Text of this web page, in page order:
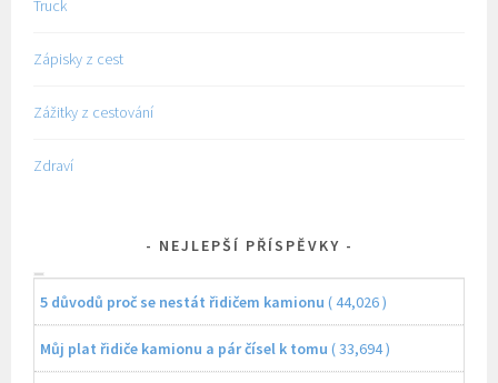
Truck
Zápisky z cest
Zážitky z cestování
Zdraví
NEJLEPŠÍ PŘÍSPĚVKY
5 důvodů proč se nestát řidičem kamionu ( 44,026 )
Můj plat řidiče kamionu a pár čísel k tomu ( 33,694 )